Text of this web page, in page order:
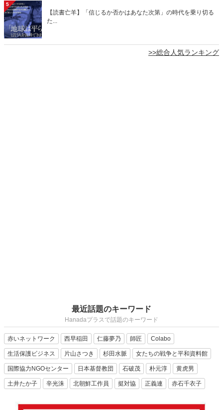
5
【読書亡羊】「信じるか否かはあなた次第」の時代を乗り切る
た...
>>総合人気ランキング
最近話題のキーワード
Hanadaプラスで話題のキーワード
赤いネットワーク 西早稲田 仁藤夢乃 師匠 Colabo
生活保護ビジネス 片山さつき 杉田水脈 女たちの戦争と平和資料館
国際協力NGOセンター 日本基督教団 石破茂 朴元淳 黄虎男
土井たか子 辛光洙 北朝鮮工作員 挺対協 正義連 赤石千衣子